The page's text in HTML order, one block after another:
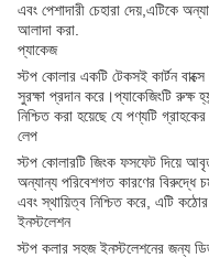
এবং পেশাদারী চেহারা দেয়,এটিকে
আলাদা করা.
প্যাকেজ
স্টপ কোলার একটি টেকসই কার্টন
সুরক্ষা প্রদান করে।প্যাকেজিংটি রুক্ষ
নিশ্চিত করা হয়েছে যে পণ্যটি
লেপ
স্টপ কোলারটি জিংক ফসফেট দিয়ে
অন্যান্য পরিবেশগত কারণের বিরুদ্ধে
এবং স্থায়িত্ব নিশ্চিত করে, এটি
ইনস্টলেশন
স্টপ কলার সহজ ইনস্টলেশনের জন্য